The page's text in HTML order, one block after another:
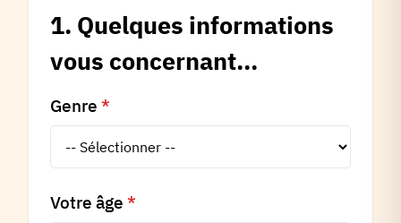
1. Quelques informations
vous concernant...
Genre *
Votre âge *